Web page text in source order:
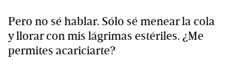
Pero no sé hablar. Sólo sé menear la cola
y llorar con mis lágrimas estériles. ¿Me
permites acariciarte?